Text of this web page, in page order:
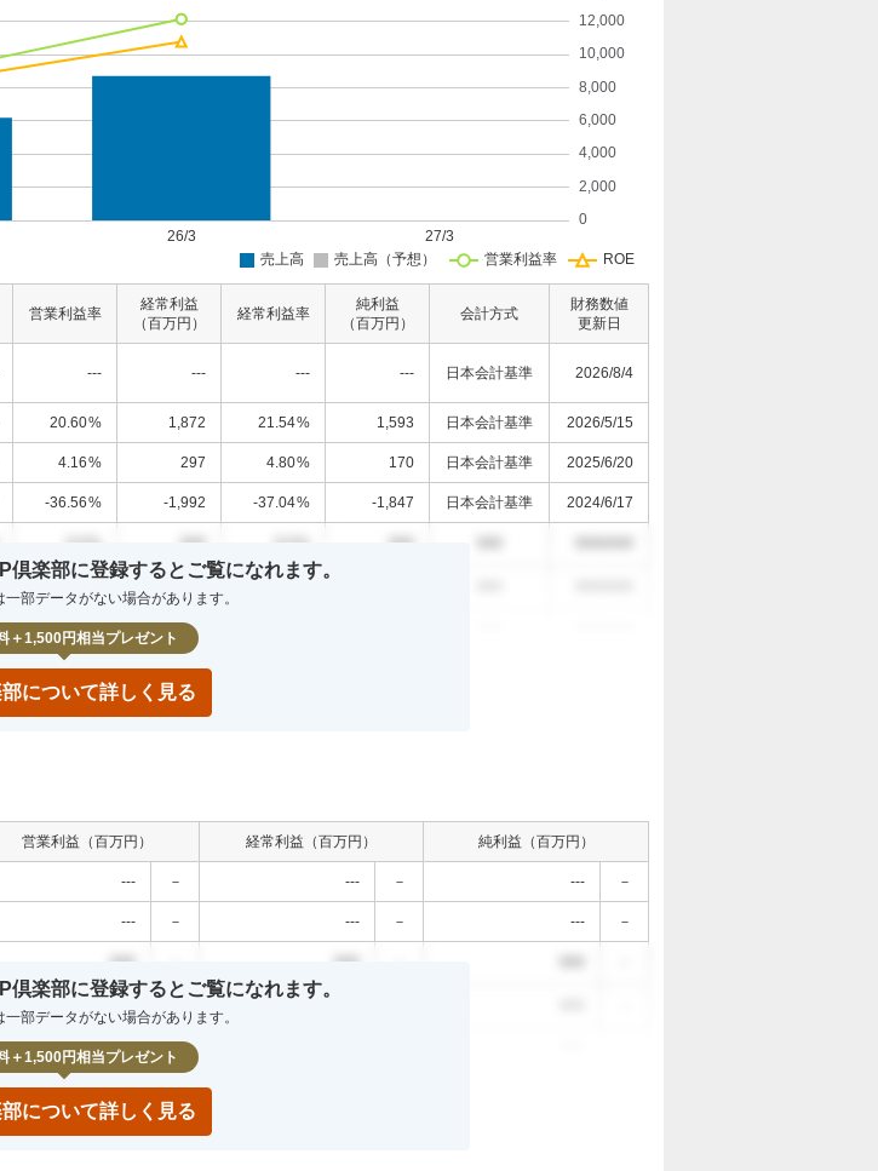
営業利益率
経常利益
（百万円）
経常利益率
純利益
（百万円）
会計方式
財務数値
更新日
--- --- --- --- 日本会計基準 2026/8/4
20.60% 1,872 21.54% 1,593 日本会計基準 2026/5/15
4.16% 297 4.80% 170 日本会計基準 2025/6/20
-36.56% -1,992 -37.04% -1,847 日本会計基準 2024/6/17
0.0% 000 0.0% 000
0.0% 000
倶楽部に登録するとご覧になれます。
部データがない場合があります。
＋1,500円相当プレゼント
について詳しく見る
営業利益（百万円） 経常利益（百万円） 純利益（百万円）
--- － --- － --- －
--- － --- － --- －
000 000
000 －
倶楽部に登録するとご覧になれます。
部データがない場合があります。
＋1,500円相当プレゼント
について詳しく見る